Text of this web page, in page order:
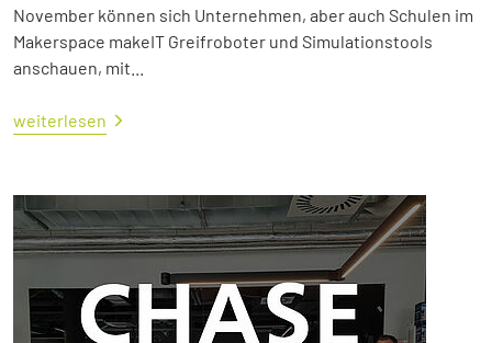
November können sich Unternehmen, aber auch Schulen im
Makerspace makeIT Greifroboter und Simulationstools
anschauen, mit...
weiterlesen